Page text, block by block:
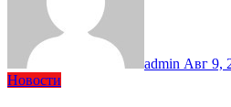
admin Авг 9,
Новости